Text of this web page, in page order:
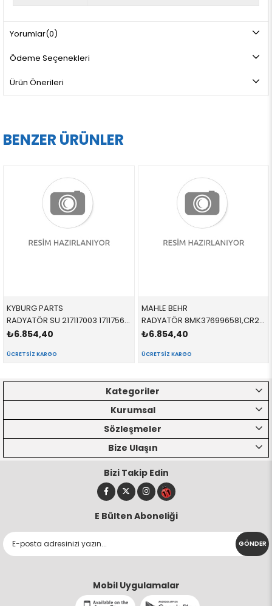
Yorumlar(0)
Ödeme Seçenekleri
Ürün Önerileri
BENZER ÜRÜNLER
KYBURG PARTS
RADYATÖR SU 217117003 17117562079 17117562079 E81,E87,E88,E82,E90,E84,E89 3.0,3.5,3.3 2004-2012
₺6.854,40
ÜCRETSIZ KARGO
MAHLE BEHR
RADYATÖR 8MK376996581,CR2306000P 17117617630 17117617630 F45,F46,F48 1.4D,1.6D,1.8D,2.0D 2015-
₺6.854,40
ÜCRETSIZ KARGO
Kategoriler
Kurumsal
Sözleşmeler
Bize Ulaşın
Bizi Takip Edin
E Bülten Aboneliği
GÖNDER
Mobil Uygulamalar